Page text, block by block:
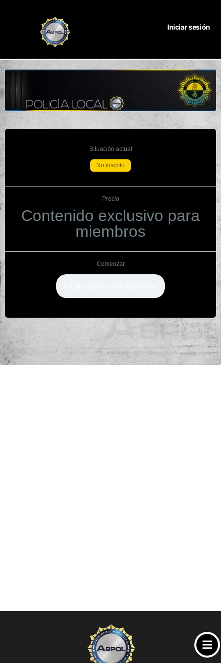
Iniciar sesión
Situación actual
No inscrito
Precio
Contenido exclusivo para
miembros
Comenzar